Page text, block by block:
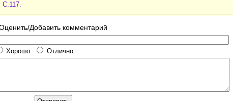
С.117.
Добавить комментарий
Хорошо Отлично